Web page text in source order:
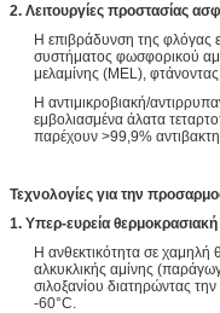
2. Λειτουργίες προστασίας
Η επιβράδυνση της φλόγας
συστήματος φωσφορικού
μελαμίνης (MEL),
Η αντιμικροβιακή/
εμβολιασμένα άλατα
παρέχουν >99,9%
Τεχνολογίες για την
1. Υπερ-ευρεία θερμοκρασιακή
Η ανθεκτικότητα σε χαμηλή
αλκυκλικής αμίνης
σιλοξανίου διατηρώντας
-60°C.